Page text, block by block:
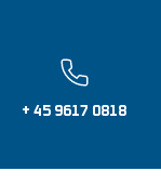
+ 45 9617 0818